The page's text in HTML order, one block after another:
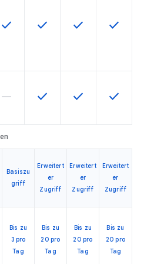
Diese Funktion ist für die
check Diese Funktion ist für die
check Diese Funktion
check Diese
check
Diese Funktion ist für die
horizontal_rule Diese Funktion ist für die
check Diese Funktion
check Diese
check
Basiszu
griff
Erweitert
er
Zugriff
Erweitert
er
Zugriff
Erweitert
er
Zugriff
Bis zu
3 pro
Tag
Bis zu
20 pro
Tag
Bis zu
20 pro
Tag
Bis zu
20 pro
Tag